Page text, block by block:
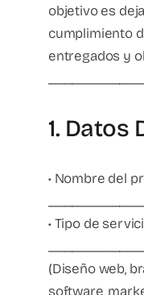
objetivo es
cumplimiento
entregados y
1. Datos
• Nombre del
• Tipo de
(Diseño web,
software,